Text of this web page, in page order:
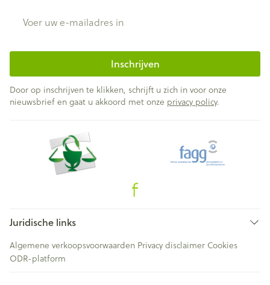
Inschrijven
Door op inschrijven te klikken, schrijft u zich in voor onze
nieuwsbrief en gaat u akkoord met onze privacy policy.
Juridische links
Algemene verkoopsvoorwaarden Privacy disclaimer Cookies
ODR-platform